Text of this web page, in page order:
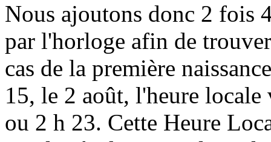
Nous ajoutons donc 2 fois
par l'horloge afin de
cas de la première
15, le 2 août, l'heure
ou 2 h 23. Cette Heure